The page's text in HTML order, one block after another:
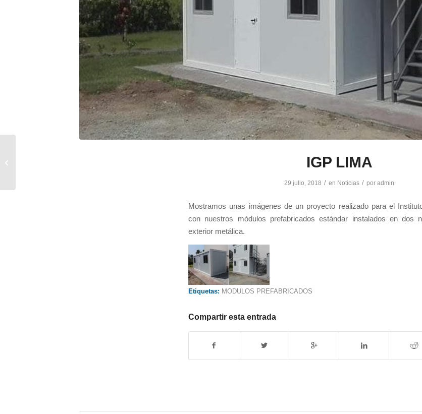
IGP LIMA
29 julio, 2018 / en Noticias / por admin
Mostramos unas imágenes de un proyecto realizado para el
con nuestros módulos prefabricados estándar instalados en dos
exterior metálica.
Etiquetas: MODULOS PREFABRICADOS
Compartir esta entrada